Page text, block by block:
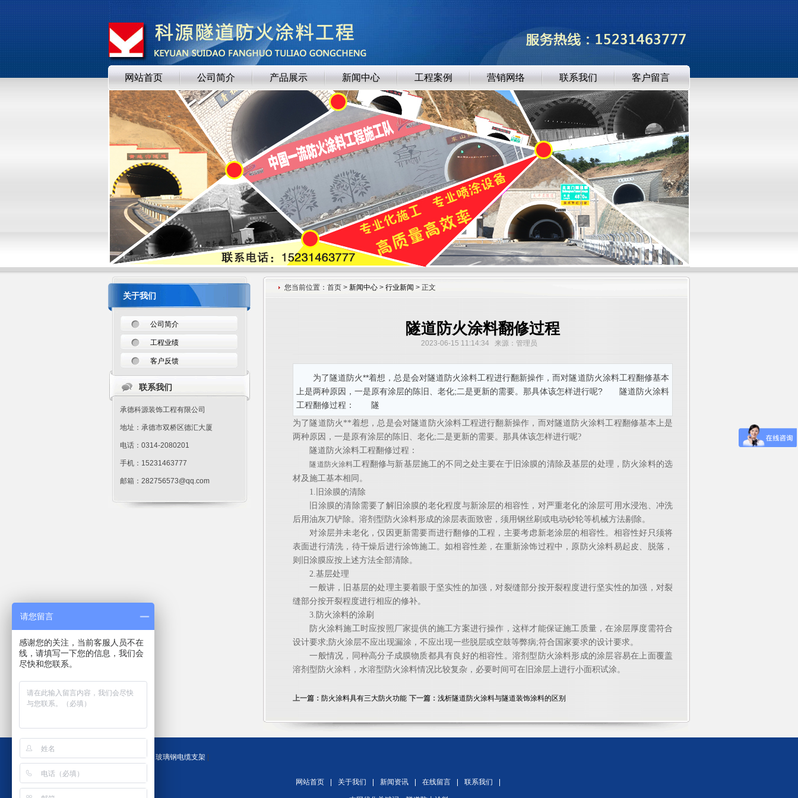
网站首页 公司简介 产品展示 新闻中心 工程案例 营销网络 联系我们 客户留言
关于我们
公司简介
工程业绩
客户反馈
联系我们
承德科源装饰工程有限公司
地址：承德市双桥区德汇大厦
电话：0314-2080201
手机：15231463777
邮箱：282756573@qq.com
您当前位置：首页 > 新闻中心 > 行业新闻 > 正文
隧道防火涂料翻修过程
2023-06-15 11:14:34 来源：管理员
为了隧道防火**着想，总是会对隧道防火涂料工程进行翻新操作，而对隧道防火涂料工程翻修基本
上是两种原因，一是原有涂层的陈旧、老化;二是更新的需要。那具体该怎样进行呢? 隧道防火涂料
工程翻修过程： 隧
为了隧道防火**着想，总是会对隧道防火涂料工程进行翻新操作，而对隧道防火涂料工程翻修基本上是
两种原因，一是原有涂层的陈旧、老化;二是更新的需要。那具体该怎样进行呢?
隧道防火涂料工程翻修过程：
隧道防火涂料工程翻修与新基层施工的不同之处主要在于旧涂膜的清除及基层的处理，防火涂料的选
材及施工基本相同。
1.旧涂膜的清除
旧涂膜的清除需要了解旧涂膜的老化程度与新涂层的相容性，对严重老化的涂层可用水浸泡、冲洗
后用油灰刀铲除。溶剂型防火涂料形成的涂层表面致密，须用钢丝刷或电动砂轮等机械方法剔除。
对涂层并未老化，仅因更新需要而进行翻修的工程，主要考虑新老涂层的相容性。相容性好只须将
表面进行清洗，待干燥后进行涂饰施工。如相容性差，在重新涂饰过程中，原防火涂料易起皮、脱落，
则旧涂膜应按上述方法全部清除。
2.基层处理
一般讲，旧基层的处理主要着眼于坚实性的加强，对裂缝部分按开裂程度进行坚实性的加强，对裂
缝部分按开裂程度进行相应的修补。
3.防火涂料的涂刷
防火涂料施工时应按照厂家提供的施工方案进行操作，这样才能保证施工质量，在涂层厚度需符合
设计要求;防火涂层不应出现漏涂，不应出现一些脱层或空鼓等弊病;符合国家要求的设计要求。
一般情况，同种高分子成膜物质都具有良好的相容性。溶剂型防火涂料形成的涂层容易在上面覆盖
溶剂型防火涂料，水溶型防火涂料情况比较复杂，必要时间可在旧涂层上进行小面积试涂。
上一篇： 防火涂料具有三大防火功能 下一篇： 浅析隧道防火涂料与隧道装饰涂料的区别
友情链接： 玻璃钢电缆支架
网站首页 关于我们 新闻资讯 在线留言 联系我们
请您留言
感谢您的关注，当前客服人员不在
线，请填写一下您的信息，我们会
尽快和您联系。